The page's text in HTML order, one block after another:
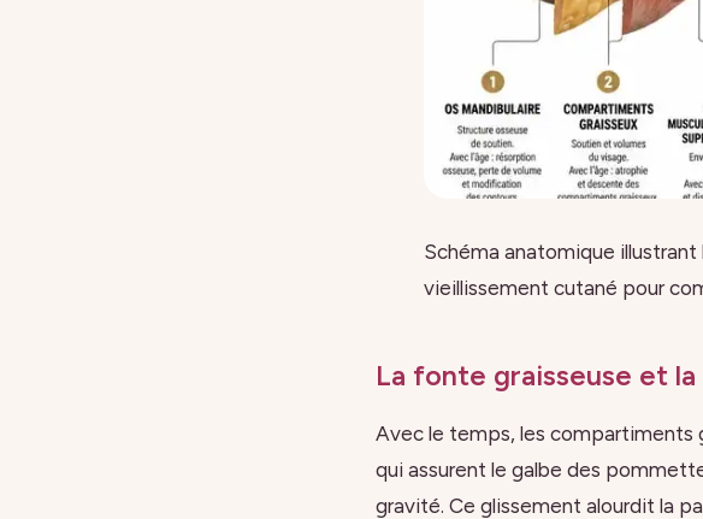
Schéma anatomique illustrant
vieillissement cutané pour
La fonte graisseuse et
Avec le temps, les compartiments
qui assurent le galbe des
gravité. Ce glissement alourdit la